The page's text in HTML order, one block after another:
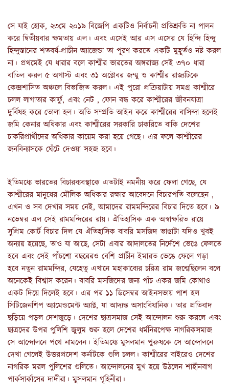
সে যাই হোক, ২৩মে ২০১৯ বিজেপি একটিও নির্বাচনী প্রতিশ্রুতি না পালন
করে দ্বিতীয়বার ক্ষমতায় এল। এবং এসেই আর এস এসের যে হিন্দি হিন্দু
হিন্দুস্তানের শতবর্ষ-প্রাচীন অ্যাজেন্ডা তা পূরণ করতে একটি মুহূর্তও নষ্ট করল
না। প্রথমেই যে ধারার বলে কাশ্মীর ভারতের অঙ্গরাজ্য সেই ৩৭০ ধারা
বাতিল করল ৫ অগাস্ট এবং ৩১ অক্টোবর জম্মু ও কাশ্মীর রাজ্যটিকে
কেন্দ্রশাসিত অঞ্চলে বিভাজিত করল। এই পুরো প্রক্রিয়াটায় সমগ্র কাশ্মীরে
চলল লাগাতার কার্ফু, এবং নেট , ফোন বন্ধ করে কাশ্মীরের জীবনযাত্রা
দুর্বিষহ করে তোলা হল। অতি সম্প্রতি আইন করে কাশ্মীরের বাসিন্দা হলেই
জমি কেনার অধিকার এবং কাশ্মীরের সরকারি চাকরিতে বাকি দেশের
চাকরিপ্রার্থীদের অধিকার কায়েম করা হয়ে গেছে। এর ফলে কাশ্মীরের
জনবিন্যাসকে ঘেঁটে দেওয়া সহজ হবে।
ইতিমধ্যে ভারতের বিচারব্যবস্থাকে এতটাই নমনীয় করে ফেলা গেছে, যে
কাশ্মীরের মানুষের মৌলিক অধিকার রক্ষার আবেদনে বিচারপতি বলেছেন ,
এখন ও সব দেখার সময় নেই, আমাদের রামমন্দিরের বিচার দিতে হবে। ৯
নভেম্বর এল সেই রামমন্দিরের রায়। ঐতিহাসিক এক অস্বাক্ষরিত রায়ে
সুপ্রিম কোর্ট বিচার দিল যে ঐতিহাসিক বাবরি মসজিদ ভাঙাটা যদিও খুবই
অন্যায় হয়েছে, তাও যা আছে, সেটা এবার আদালতের নির্দেশে ভেঙে ফেলতে
হবে এবং সেই পাঁচশো বছরেরও বেশি প্রাচীন ইমারত ভেঙে ফেলে গড়া
হবে নতুন রামমন্দির, যেহেতু এখানে মহাকাব্যের চরিত্র রাম জন্মেছিলেন বলে
অনেকেই বিশ্বাস করেন। বাবরি মসজিদের জন্য পাঁচ একর জমি কোথাও
একট দিয়ে দিলেই হবে। এর পর ১১ ডিসেম্বর আইনসভায় পাশ হল
সিটিজেনশিপ অ্যামেন্ডমেন্ট অ্যাক্ট, যা আদ্যন্ত অসাংবিধানিক। তার প্রতিবাদ
ছড়িয়ে পড়ল দেশজুড়ে। দেশের ছাত্রসমাজ সেই আন্দোলন শুরু করলে এবং
ছাত্রদের উপর পুলিশি জুলুম শুরু হলে দেশের ধর্মনিরপেক্ষ নাগরিকসমাজ
সে আন্দোলনে পথে নামলেন। ইতিমধ্যে মুসলমান পুরুষকে সে আন্দোলনে
দেখা গেলেই উত্তরপ্রদেশ কর্নাটকে গুলি চলল। কাশ্মীরের বাইরেও দেশের
নাগরিক মরল পুলিশের গুলিতে। আন্দোলনের মুখ হয়ে উঠলেন শাহীনবাগ
পার্কসার্কাসের দাদীরা। মুসলমান গৃহিনীরা।